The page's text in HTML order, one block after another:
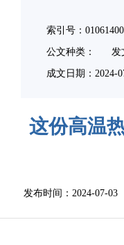
索引号：
公文种类： 发
成文日期： 2024-
这份高温
发布时间：2024-07-03